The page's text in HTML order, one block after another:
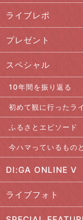
ライブレポ
プレゼント
スペシャル
10年間を振り返る
初めて観に行ったラ
ふるさとエピソード
今ハマっているもの
DI:GA ONLINE V
ライブフォト